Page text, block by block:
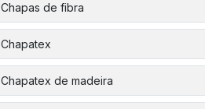
Chapas de fibra
Chapatex
Chapatex de madeira